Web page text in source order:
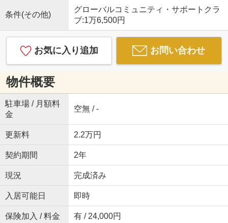
条件(その他)
グローバルコミュニティ・サポートクラ
ブ:1万6,500円
お気に入り追加 お問い合わせ
物件概要
駐車場 / 月額料
金
空無 / -
更新料 2.2万円
契約期間 2年
現況 完成済み
入居可能日 即時
保険加入 / 料金 有 / 24,000円